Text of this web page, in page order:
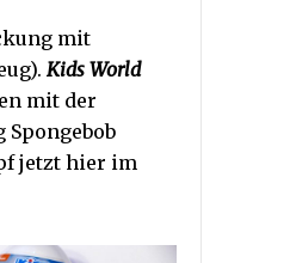
mit
Kids World
mit der
Spongebob
jetzt hier im